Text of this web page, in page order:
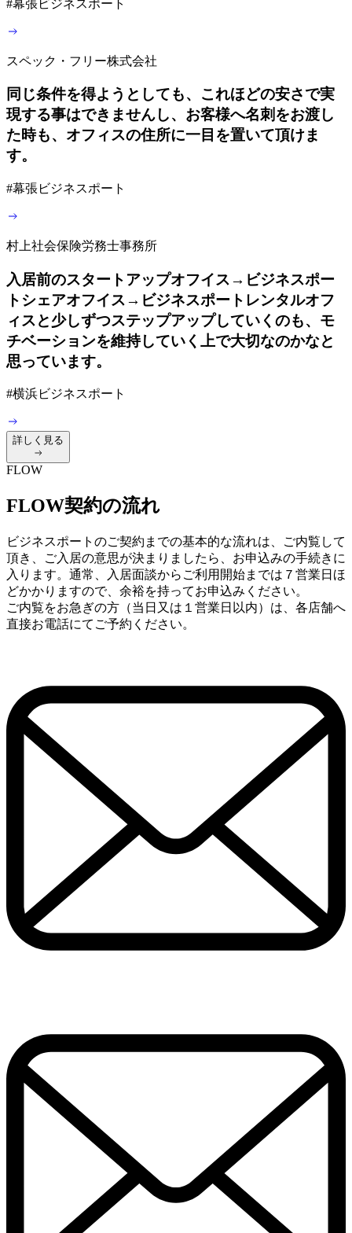
#幕張ビジネスポート
スペック・フリー株式会社
同じ条件を得ようとしても、これほどの安さで実
現する事はできませんし、お客様へ名刺をお渡し
た時も、オフィスの住所に一目を置いて頂けま
す。
#幕張ビジネスポート
村上社会保険労務士事務所
入居前のスタートアップオフイス→ビジネスポー
トシェアオフイス→ビジネスポートレンタルオフ
ィスと少しずつステップアップしていくのも、モ
チベーションを維持していく上で大切なのかなと
思っています。
#横浜ビジネスポート
詳しく見る
FLOW
FLOW契約の流れ
ビジネスポートのご契約までの基本的な流れは、ご内覧して
頂き、ご入居の意思が決まりましたら、お申込みの手続きに
入ります。通常、入居面談からご利用開始までは７営業日ほ
どかかりますので、余裕を持ってお申込みください。
ご内覧をお急ぎの方（当日又は１営業日以内）は、各店舗へ
直接お電話にてご予約ください。